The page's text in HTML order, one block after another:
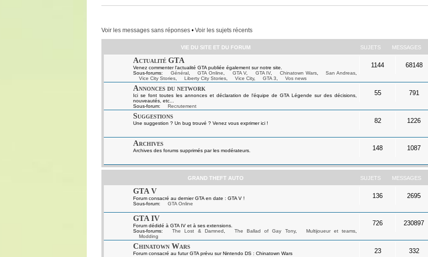
Voir les messages sans réponses • Voir les sujets récents
VIE DU SITE ET DU FORUM SUJETS MESSAGES
Actualité GTA
Venez commenter l'actualité GTA publiée également sur notre site.
Sous-forums:
Général, GTA Online GTA V, GTA IV, Chinatown Wars, San Andreas
Vice City Stories
Liberty City Stories Vice City, GTA 3 Vos news
1144 68148
Annonces du network
Ici se font toutes les annonces et déclaration de l'équipe de GTA Légende sur des décisions,
nouveautés, etc...
Sous-forum:
Recrutement
55 791
Suggestions
Une suggestion ? Un bug trouvé ? Venez vous exprimer ici ! 82 1226
Archives
Archives des forums supprimés par les modérateurs. 148 1087
GRAND THEFT AUTO SUJETS MESSAGES
GTA V
Forum consacré au dernier GTA en date : GTA V !
Sous-forum:
GTA Online
136 2695
GTA IV
Forum dédidé à GTA IV et à ses extensions.
Sous-forums:
The Lost & Damned The Ballad of Gay Tony, Multijoueur et teams
Modding
726 230897
Chinatown Wars
Forum consacré au futur GTA prévu sur Nintendo DS : Chinatown Wars 23 332